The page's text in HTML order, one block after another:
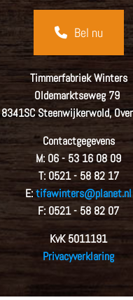
Bel nu
Timmerfabriek Winters
Oldemarktseweg 79
8341SC Steenwijkerwold,
Contactgegevens
M: 06 - 53 16 08 09
T:0521 - 58 82 17
E:tifawinters@planet.nl
F: 0521 - 58 82 07
KvK5011191
Privacyverklaring